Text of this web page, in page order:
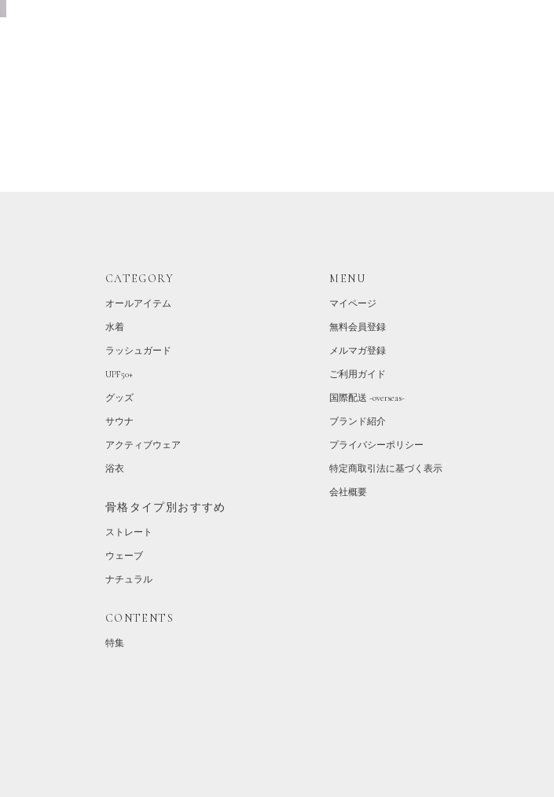
MENU
マイページ
無料会員登録
メルマガ登録
ご利用ガイド
国際配送 -overseas-
ブランド紹介
プライバシーポリシー
特定商取引法に基づく表示
会社概要
CATEGORY
オールアイテム
水着
ラッシュガード
UPF50+
グッズ
サウナ
アクティブウェア
浴衣
骨格タイプ別おすすめ
ストレート
ウェーブ
ナチュラル
CONTENTS
特集